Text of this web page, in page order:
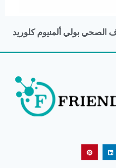
الصحي بولي ألمنيوم كلوريد